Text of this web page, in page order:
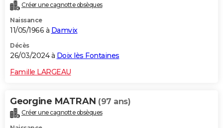
Créer une cagnotte obsèques
Naissance
11/05/1966 à Damvix
Décès
26/03/2024 à Doix lès Fontaines
Famille LARGEAU
Georgine MATRAN (97 ans)
Créer une cagnotte obsèques